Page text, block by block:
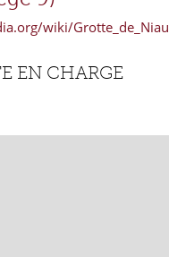
wiki/
EN CHARGE